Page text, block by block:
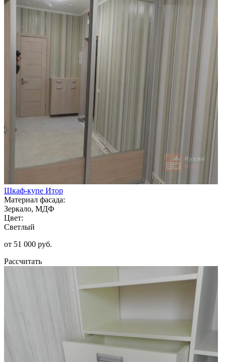
Шкаф-купе Итор
Материал фасада:
Зеркало, МДФ
Цвет:
Светлый
от 51 000 руб.
Рассчитать